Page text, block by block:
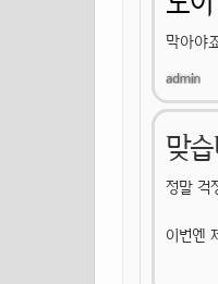
막아야
맞
정말 걱
이번엔